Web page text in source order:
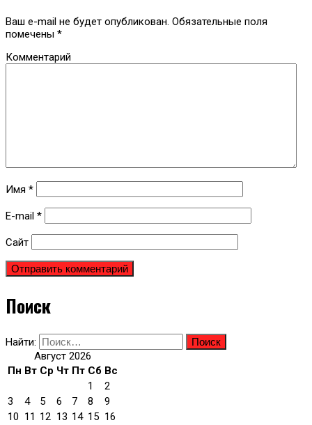
Ваш e-mail не будет опубликован. Обязательные поля
помечены *
Комментарий
Имя *
E-mail *
Сайт
Поиск
Найти:
Август 2026
Пн Вт Ср Чт Пт Сб Вс
1
2
3
4 5 6 7 8
9
10 11 12 13 14 15 16